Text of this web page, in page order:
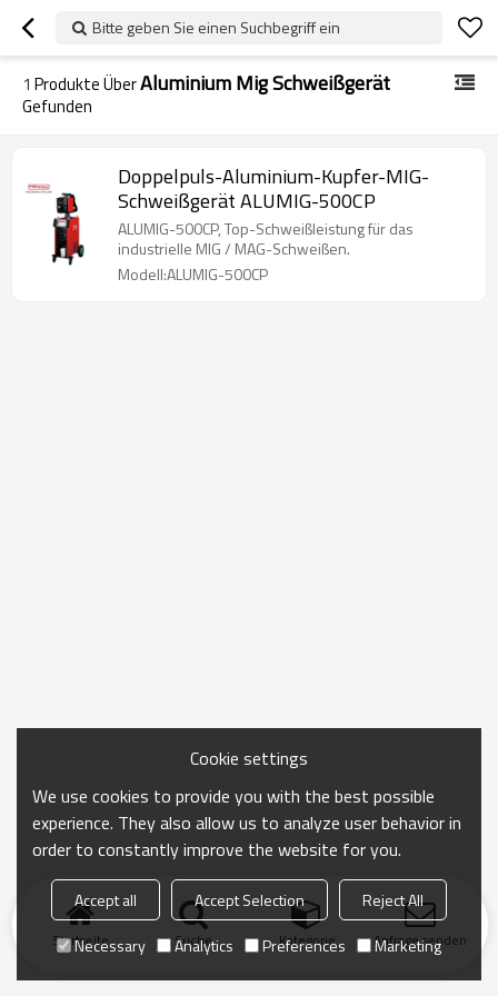
Bitte geben Sie einen Suchbegriff ein
1 Produkte ÜberAluminium Mig Schweißgerät
Gefunden
Doppelpuls-Aluminium-Kupfer-MIG-
Schweißgerät ALUMIG-500CP
ALUMIG-500CP, Top-Schweißleistung für das
industrielle MIG / MAG-Schweißen.
Modell:ALUMIG-500CP
Startseite Suche Kategorie Anfrage senden
Cookie settings
We use cookies to provide you with the best possible
experience. They also allow us to analyze user behavior in
order to constantly improve the website for you.
Accept all Accept Selection
Reject All
Necessary
Analytics Preferences Marketing